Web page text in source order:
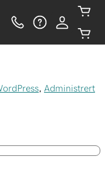
Administrert